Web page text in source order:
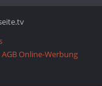
AGB Online-Werbung